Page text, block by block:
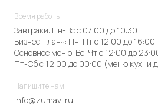
Время работы
Завтраки: Пн-Вс с 07:00 до 10:30
Бизнес - ланч: Пн-Пт с 12:00 до 16:00
Основное меню: Вс-Чт с 12:00 до
Пт-Сб с 12:00 до 00:00 (меню кухни
Напишите нам
info@zumavl.ru